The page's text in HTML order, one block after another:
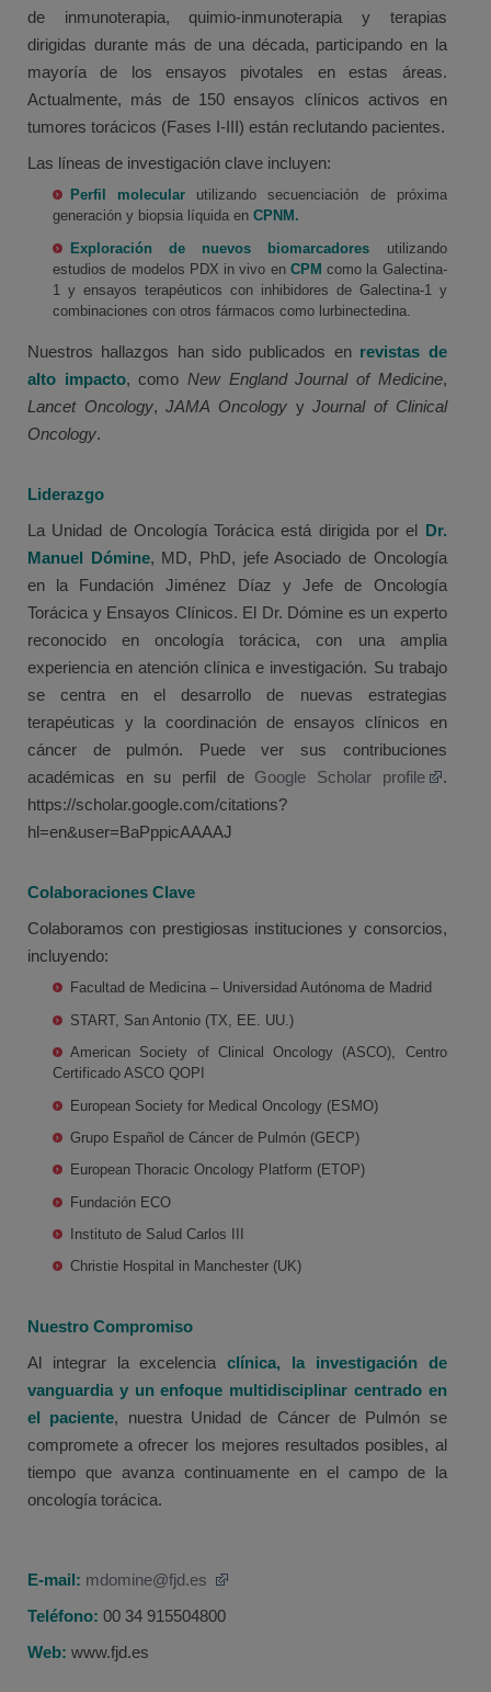
de inmunoterapia, quimio-inmunoterapia y terapias
dirigidas durante más de una década, participando en la
mayoría de los ensayos pivotales en estas áreas.
Actualmente, más de 150 ensayos clínicos activos en
tumores torácicos (Fases I-III) están reclutando pacientes.
Las líneas de investigación clave incluyen:
Perfil molecular utilizando secuenciación de próxima
generación y biopsia líquida enCPNM.
Exploración de nuevos biomarcadores utilizando
estudios de modelos PDX in vivo en CPM como la Galectina-
1 y ensayos terapéuticos con inhibidores de Galectina-1 y
combinaciones con otros fármacos como lurbinectedina.
Nuestros hallazgos han sido publicados en revistas de
alto impacto, como New England Journal of Medicine,
Lancet Oncology,JAMA Oncology yJournal of Clinical
Oncology.
Liderazgo
La Unidad de Oncología Torácica está dirigida por el Dr.
Manuel Dómine, MD, PhD, jefe Asociado de Oncología
en la Fundación Jiménez Díaz y Jefe de Oncología
Torácica y Ensayos Clínicos. El Dr. Dómine es un experto
reconocido en oncología torácica, con una amplia
experiencia en atención clínica e investigación. Su trabajo
se centra en el desarrollo de nuevas estrategias
terapéuticas y la coordinación de ensayos clínicos en
cáncer de pulmón. Puede ver sus contribuciones
académicas en su perfil de Google Scholar profile
.
https://scholar.google.com/citations?
hl=en&user=BaPppicAAAAJ
Colaboraciones Clave
Colaboramos con prestigiosas instituciones y consorcios,
incluyendo:
Facultad de Medicina – Universidad Autónoma de Madrid
START, San Antonio (TX, EE. UU.)
American Society of Clinical Oncology (ASCO), Centro
Certificado ASCO QOPI
European Society for Medical Oncology (ESMO)
Grupo Español de Cáncer de Pulmón (GECP)
European Thoracic Oncology Platform (ETOP)
Fundación ECO
Instituto de Salud Carlos III
Christie Hospital in Manchester (UK)
Nuestro Compromiso
Al integrar la excelenciaclínica, la investigación de
vanguardia y un enfoque multidisciplinar centrado en
el paciente, nuestra Unidad de Cáncer de Pulmón se
compromete a ofrecer los mejores resultados posibles, al
tiempo que avanza continuamente en el campo de la
oncología torácica.
E-mail: mdomine@fjd.es
Teléfono: 00 34 915504800
Web: www.fjd.es